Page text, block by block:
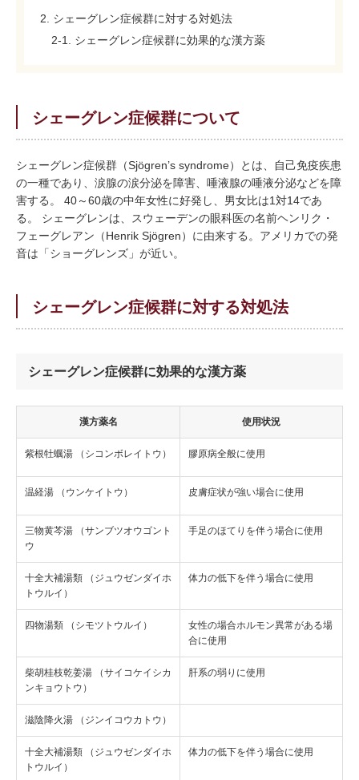
2. シェーグレン症候群に対する対処法
2-1. シェーグレン症候群に効果的な漢方薬
シェーグレン症候群について
シェーグレン症候群（Sjögren’s syndrome）とは、自己免疫疾患
の一種であり、涙腺の涙分泌を障害、唾液腺の唾液分泌などを障
害する。 40～60歳の中年女性に好発し、男女比は1対14であ
る。 シェーグレンは、スウェーデンの眼科医の名前ヘンリク・
フェーグレアン（Henrik Sjögren）に由来する。アメリカでの発
音は「ショーグレンズ」が近い。
シェーグレン症候群に対する対処法
シェーグレン症候群に効果的な漢方薬
漢方薬名 使用状況
紫根牡蠣湯 （シコンボレイトウ） 膠原病全般に使用
温経湯 （ウンケイトウ） 皮膚症状が強い場合に使用
三物黄芩湯 （サンブツオウゴント
ウ
手足のほてりを伴う場合に使用
十全大補湯類 （ジュウゼンダイホ
トウルイ）
体力の低下を伴う場合に使用
四物湯類 （シモツトウルイ）
女性の場合ホルモン異常がある場
合に使用
柴胡桂枝乾姜湯 （サイコケイシカ
ンキョウトウ）
肝系の弱りに使用
滋陰降火湯 （ジンイコウカトウ）
十全大補湯類 （ジュウゼンダイホ
トウルイ）
体力の低下を伴う場合に使用